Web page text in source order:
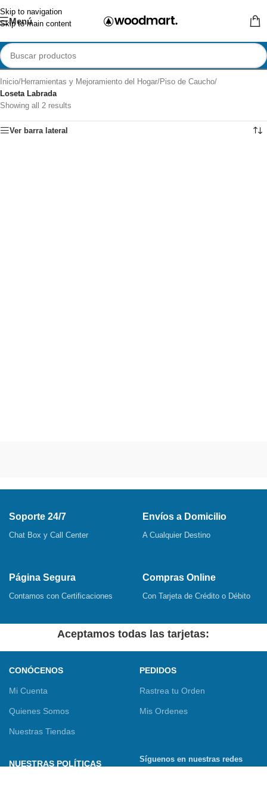
Skip to navigation
Skip to main content
Menú
Inicio/Herramientas y Mejoramiento del Hogar/Piso de Caucho/
Loseta Labrada
Showing all 2 results
Ver barra lateral
Soporte 24/7
Chat Box y Call Center
Envíos a Domicilio
A Cualquier Destino
Página Segura
Contamos con Certificaciones
Compras Online
Con Tarjeta de Crédito o Débito
Aceptamos todas las tarjetas:
CONÓCENOS
Mi Cuenta
Quienes Somos
Nuestras Tiendas
PEDIDOS
Rastrea tu Orden
Mis Ordenes
NUESTRAS POLÍTICAS
Síguenos en nuestras redes